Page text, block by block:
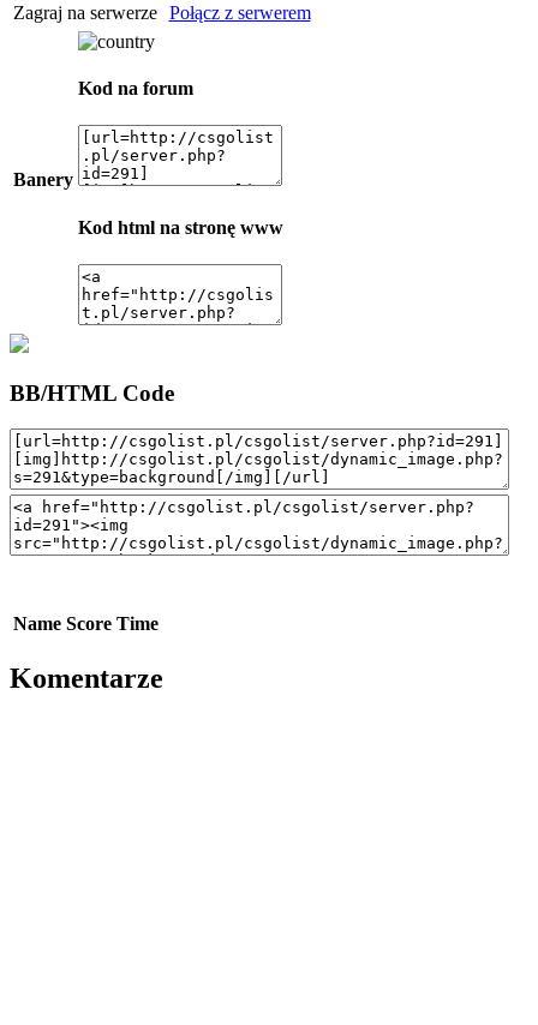
Zagraj na serwerze Połącz z serwerem
Banery
Kod na forum
Kod html na stronę www
BB/HTML Code
Name Score Time
Komentarze